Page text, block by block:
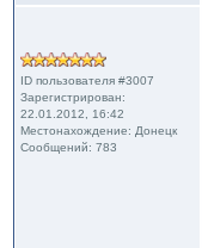
ID пользователя #3007
Зарегистрирован:
22.01.2012, 16:42
Местонахождение: Донецк
Сообщений: 783